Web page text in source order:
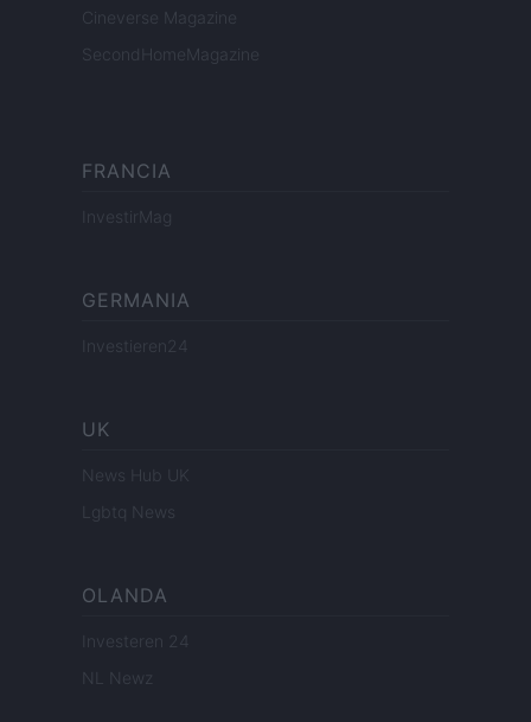
Cineverse Magazine
SecondHomeMagazine
FRANCIA
InvestirMag
GERMANIA
Investieren24
UK
News Hub UK
Lgbtq News
OLANDA
Investeren 24
NL Newz